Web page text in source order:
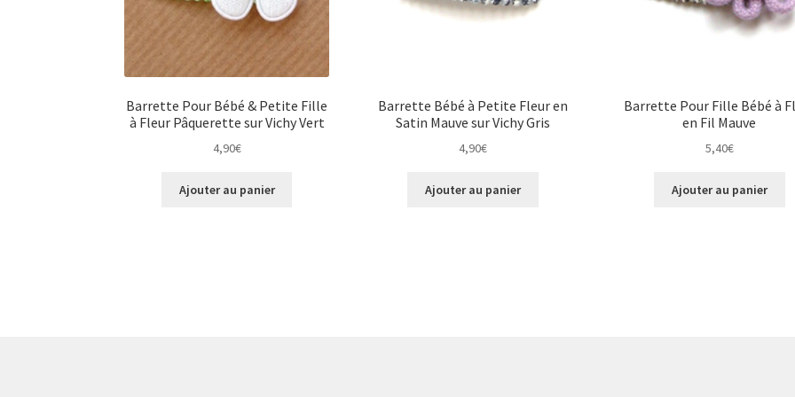
Barrette Pour Bébé & Petite Fille
à Fleur Pâquerette sur Vichy Vert
4,90€
Ajouter au panier
Barrette Bébé à Petite Fleur en
Satin Mauve sur Vichy Gris
4,90€
Ajouter au panier
Barrette Pour Fille Bébé à
en Fil Mauve
5,40€
Ajouter au panier